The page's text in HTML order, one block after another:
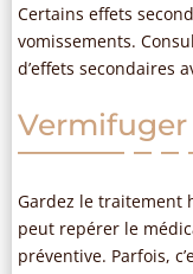
Certains effets
vomissements.
d’effets secondaires
Vermifuger
Gardez le traitement
peut repérer le
préventive. Parfois,